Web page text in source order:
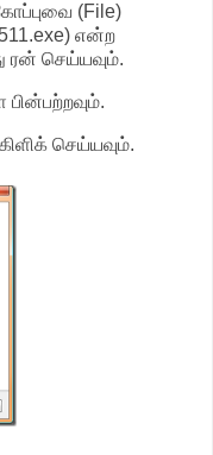
(File)
என்ற
ரன் செய்யவும்.
செய்யவும்.